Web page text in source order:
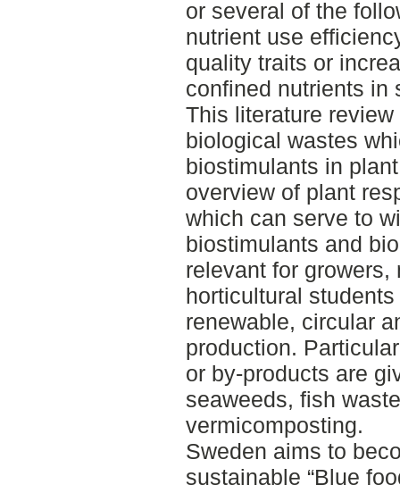
or several of the
nutrient use
quality traits or
confined nutrients in
This literature
biological wastes
biostimulants in
overview of plant
which can serve to
biostimulants and
relevant for
horticultural
renewable, circular
production.
or by-products are
seaweeds, fish
vermicomposting.
Sweden aims to
sustainable “Blue